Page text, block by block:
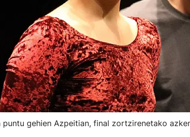
gehien Azpeitian, final zortzirenetako